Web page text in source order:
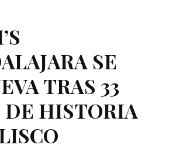
SE
TRAS 33
DE HISTORIA